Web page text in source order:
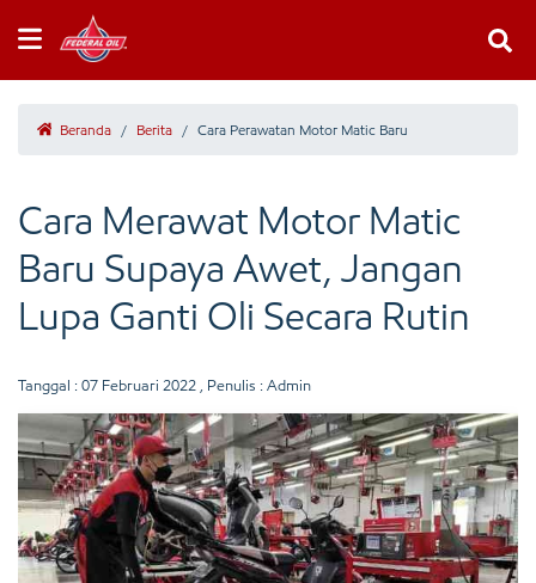
Beranda / Berita / Cara Perawatan Motor Matic Baru
Cara Merawat Motor Matic
Baru Supaya Awet, Jangan
Lupa Ganti Oli Secara Rutin
Tanggal : 07 Februari 2022 , Penulis : Admin